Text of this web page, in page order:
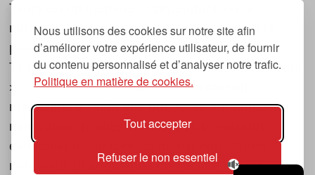
Nous utilisons des cookies sur notre site afin
d’améliorer votre expérience utilisateur, de fournir
du contenu personnalisé et d’analyser notre trafic.
Politique en matière de cookies.
Tout accepter
Refuser le non essentiel
Tsugi est un mensuel indépendant sur la
musique et les nouvelles tendances, dont la
première parution date de 2007.
Tsugi en japonais signifie « prochain », « suivant
», ce qui correspond à la thématique du
magazine, à l’affût des nouvelles tendances
musicales, qu’elles viennent de la musique
électronique, du rock ou du hip hop, et des
nouveaux phénomènes de société liés à la